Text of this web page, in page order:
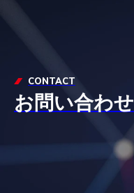
CONTACT
お問い合わせ